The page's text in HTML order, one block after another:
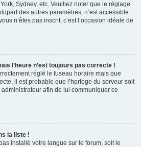
Sydney, etc. Veuillez noter que le réglage
des autres paramètres, n’est accessible
n’êtes pas inscrit, c’est l’occasion idéale de
l’heure n’est toujours pas correcte !
réglé le fuseau horaire mais que
il est probable que l’horloge du serveur soit
afin de lui communiquer ce
la liste !
installé votre langue sur le forum, soit le